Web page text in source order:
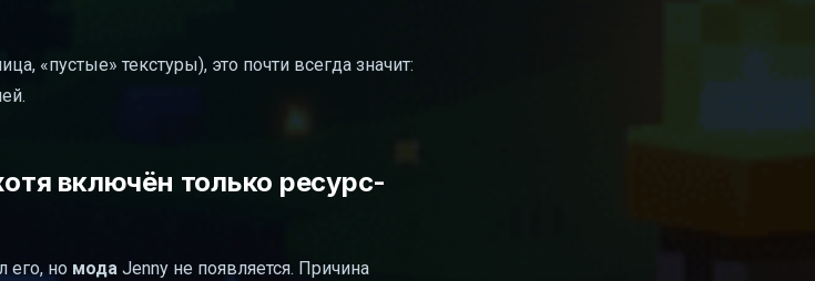
«пустые» текстуры), это почти всегда значит:
включён только ресурс-
его, но мода Jenny не появляется. Причина